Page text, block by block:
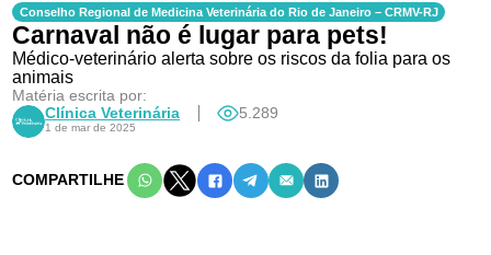
SUGESTÕES DE BUSCA
Entidades
VetAgenda
Conselho Regional de Medicina Veterinária do Rio de Janeiro – CRMV-RJ
Carnaval não é lugar para pets!
Médico-veterinário alerta sobre os riscos da folia para os
animais
Matéria escrita por:
Clínica Veterinária
1 de mar de 2025
5.289
COMPARTILHE